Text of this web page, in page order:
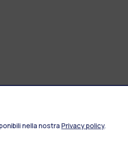
di stato Career Service
nella nostra Privacy policy.